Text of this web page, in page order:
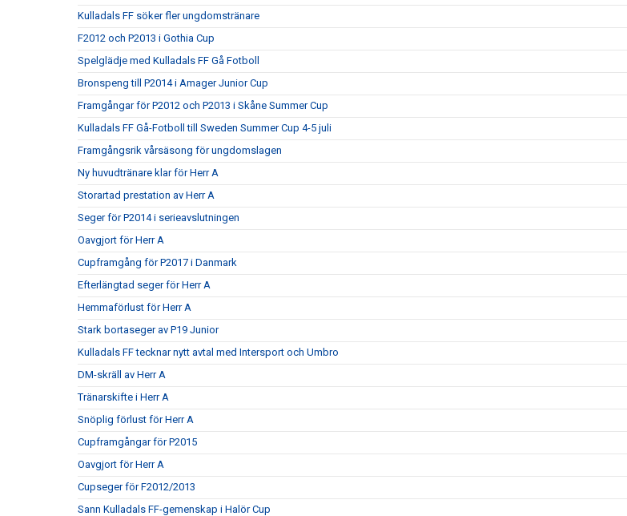
Kulladals FF söker fler ungdomstränare
F2012 och P2013 i Gothia Cup
Spelglädje med Kulladals FF Gå Fotboll
Bronspeng till P2014 i Amager Junior Cup
Framgångar för P2012 och P2013 i Skåne Summer Cup
Kulladals FF Gå-Fotboll till Sweden Summer Cup 4-5 juli
Framgångsrik vårsäsong för ungdomslagen
Ny huvudtränare klar för Herr A
Storartad prestation av Herr A
Seger för P2014 i serieavslutningen
Oavgjort för Herr A
Cupframgång för P2017 i Danmark
Efterlängtad seger för Herr A
Hemmaförlust för Herr A
Stark bortaseger av P19 Junior
Kulladals FF tecknar nytt avtal med Intersport och Umbro
DM-skräll av Herr A
Tränarskifte i Herr A
Snöplig förlust för Herr A
Cupframgångar för P2015
Oavgjort för Herr A
Cupseger för F2012/2013
Sann Kulladals FF-gemenskap i Halör Cup